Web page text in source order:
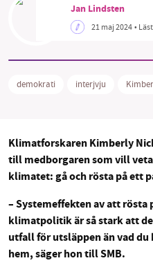
OM OSS
Facebook
Jan Lindsten
21 maj 2024•
demokrati interjvju
Klimatforskaren Kimberly
till medborgaren som vill
klimatet: gå och rösta på ett
– Systemeffekten av att rösta
klimatpolitik är så stark att
utfall för utsläppen än vad
hem, säger hon till SMB.
SMB kämpar för en
starten 2010 har
miljödebatten